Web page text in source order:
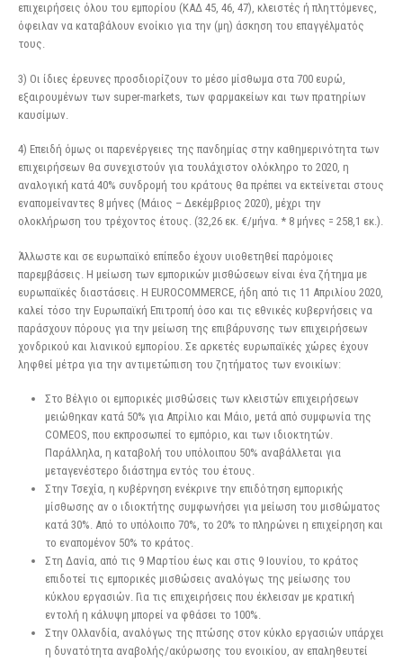
επιχειρήσεις όλου του εμπορίου (ΚΑΔ 45, 46, 47), κλειστές ή πληττόμενες,
όφειλαν να καταβάλουν ενοίκιο για την (μη) άσκηση του επαγγέλματός
τους.
3) Οι ίδιες έρευνες προσδιορίζουν το μέσο μίσθωμα στα 700 ευρώ,
εξαιρουμένων των super-markets, των φαρμακείων και των πρατηρίων
καυσίμων.
4) Επειδή όμως οι παρενέργειες της πανδημίας στην καθημερινότητα των
επιχειρήσεων θα συνεχιστούν για τουλάχιστον ολόκληρο το 2020, η
αναλογική κατά 40% συνδρομή του κράτους θα πρέπει να εκτείνεται στους
εναπομείναντες 8 μήνες (Μάιος – Δεκέμβριος 2020), μέχρι την
ολοκλήρωση του τρέχοντος έτους. (32,26 εκ. €/μήνα. * 8 μήνες = 258,1 εκ.).
Άλλωστε και σε ευρωπαϊκό επίπεδο έχουν υιοθετηθεί παρόμοιες
παρεμβάσεις. Η μείωση των εμπορικών μισθώσεων είναι ένα ζήτημα με
ευρωπαϊκές διαστάσεις. Η EUROCOMMERCE, ήδη από τις 11 Απριλίου 2020,
καλεί τόσο την Ευρωπαϊκή Επιτροπή όσο και τις εθνικές κυβερνήσεις να
παράσχουν πόρους για την μείωση της επιβάρυνσης των επιχειρήσεων
χονδρικού και λιανικού εμπορίου. Σε αρκετές ευρωπαϊκές χώρες έχουν
ληφθεί μέτρα για την αντιμετώπιση του ζητήματος των ενοικίων:
Στο Βέλγιο οι εμπορικές μισθώσεις των κλειστών επιχειρήσεων
μειώθηκαν κατά 50% για Απρίλιο και Μάιο, μετά από συμφωνία της
COMEOS, που εκπροσωπεί το εμπόριο, και των ιδιοκτητών.
Παράλληλα, η καταβολή του υπόλοιπου 50% αναβάλλεται για
μεταγενέστερο διάστημα εντός του έτους.
Στην Τσεχία, η κυβέρνηση ενέκρινε την επιδότηση εμπορικής
μίσθωσης αν ο ιδιοκτήτης συμφωνήσει για μείωση του μισθώματος
κατά 30%. Από το υπόλοιπο 70%, το 20% το πληρώνει η επιχείρηση και
το εναπομένον 50% το κράτος.
Στη Δανία, από τις 9 Μαρτίου έως και στις 9 Ιουνίου, το κράτος
επιδοτεί τις εμπορικές μισθώσεις αναλόγως της μείωσης του
κύκλου εργασιών. Για τις επιχειρήσεις που έκλεισαν με κρατική
εντολή η κάλυψη μπορεί να φθάσει το 100%.
Στην Ολλανδία, αναλόγως της πτώσης στον κύκλο εργασιών υπάρχει
η δυνατότητα αναβολής/ακύρωσης του ενοικίου, αν επαληθευτεί